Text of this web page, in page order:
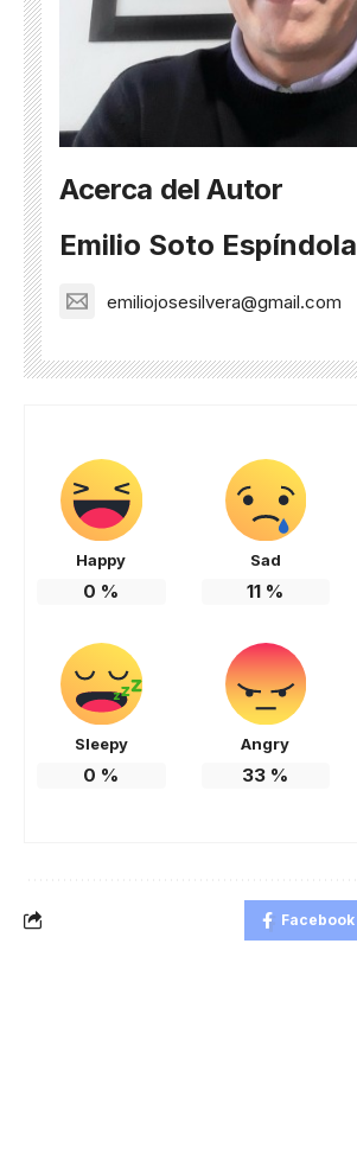
Acerca del Autor
Emilio Soto Espíndola
emiliojosesilvera@gmail.com
Happy
0 %
Sad
11 %
Sleepy
0 %
Angry
33 %
Facebook